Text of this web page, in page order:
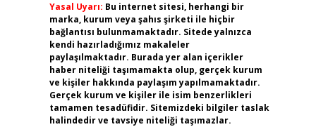
Yasal Uyarı: Bu internet sitesi, herhangi bir
marka, kurum veya şahıs şirketi ile hiçbir
bağlantısı bulunmamaktadır. Sitede yalnızca
kendi hazırladığımız makaleler
paylaşılmaktadır. Burada yer alan içerikler
haber niteliği taşımamakta olup, gerçek kurum
ve kişiler hakkında paylaşım yapılmamaktadır.
Gerçek kurum ve kişiler ile isim benzerlikleri
tamamen tesadüfidir. Sitemizdeki bilgiler taslak
halindedir ve tavsiye niteliği taşımazlar.